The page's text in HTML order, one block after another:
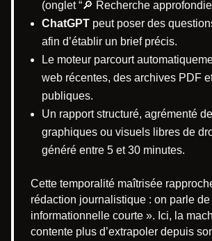
(onglet “🔎 Recherche
ChatGPT peut poser des
afin d’établir un brief précis.
Le moteur parcourt
web récentes, des archives PDF
publiques.
Un rapport structuré, agrémenté
graphiques ou visuels libres de
généré entre 5 et 30 minutes.
Cette temporalité maîtrisée
rédaction journalistique : on parle
informationnelle courte ». Ici, la
contente plus d’extrapoler depuis